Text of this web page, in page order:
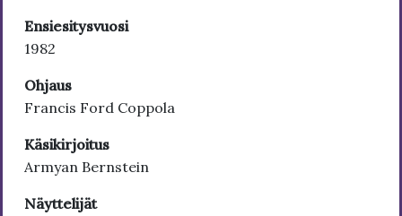
Ensiesitysvuosi
1982
Ohjaus
Francis Ford Coppola
Käsikirjoitus
Armyan Bernstein
Näyttelijät